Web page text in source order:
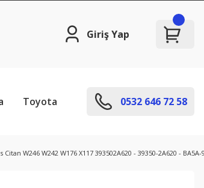
Giriş Yap
Toyota 0532 646 72 58
W242 W176 X117 393502A620 - 39350-2A620 - BA5A-